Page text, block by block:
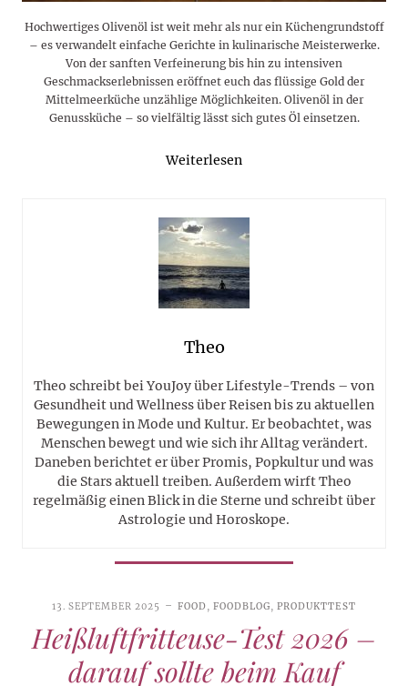
Hochwertiges Olivenöl ist weit mehr als nur ein Küchengrundstoff
– es verwandelt einfache Gerichte in kulinarische Meisterwerke.
Von der sanften Verfeinerung bis hin zu intensiven
Geschmackserlebnissen eröffnet euch das flüssige Gold der
Mittelmeerküche unzählige Möglichkeiten. Olivenöl in der
Genussküche – so vielfältig lässt sich gutes Öl einsetzen.
Weiterlesen
Theo
Theo schreibt bei YouJoy über Lifestyle-Trends – von
Gesundheit und Wellness über Reisen bis zu aktuellen
Bewegungen in Mode und Kultur. Er beobachtet, was
Menschen bewegt und wie sich ihr Alltag verändert.
Daneben berichtet er über Promis, Popkultur und was
die Stars aktuell treiben. Außerdem wirft Theo
regelmäßig einen Blick in die Sterne und schreibt über
Astrologie und Horoskope.
13. SEPTEMBER 2025 FOOD, FOODBLOG,PRODUKTTEST
Heißluftfritteuse-Test 2026 –
darauf sollte beim Kauf